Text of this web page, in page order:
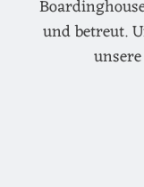
und betreut.